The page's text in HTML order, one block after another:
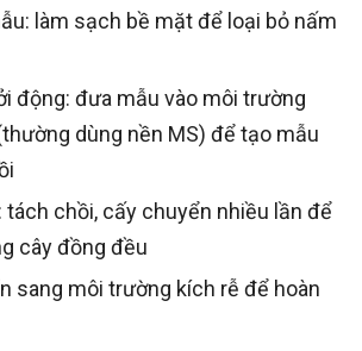
làm sạch bề mặt để loại bỏ nấm
động: đưa mẫu vào môi trường
dùng nền MS) để tạo mẫu
tách chồi, cấy chuyển nhiều lần để
cây đồng đều
sang môi trường kích rễ để hoàn